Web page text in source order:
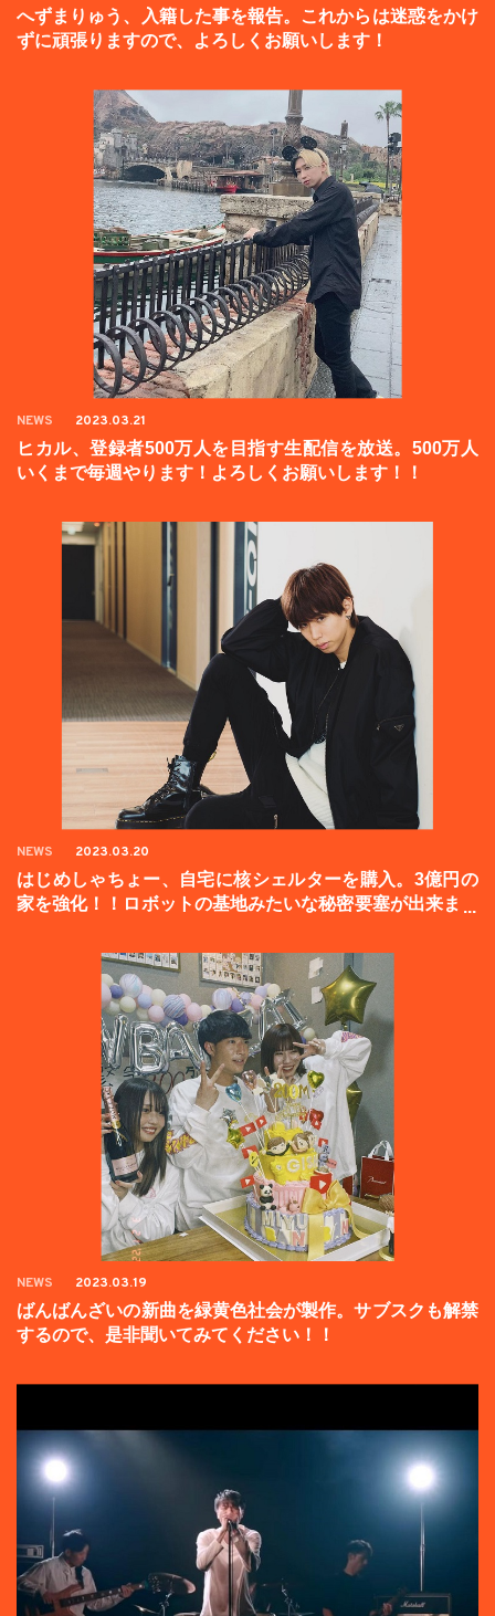
へずまりゅう、入籍した事を報告。これからは迷惑をかけ
ずに頑張りますので、よろしくお願いします！
NEWS 2023.03.21
ヒカル、登録者500万人を目指す生配信を放送。500万人
いくまで毎週やります！よろしくお願いします！！
NEWS 2023.03.20
はじめしゃちょー、自宅に核シェルターを購入。3億円の
家を強化！！ロボットの基地みたいな秘密要塞が出来まし
NEWS 2023.03.19
ばんばんざいの新曲を緑黄色社会が製作。サブスクも解禁
するので、是非聞いてみてください！！